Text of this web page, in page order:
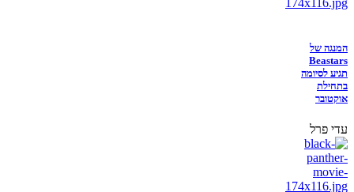
המנגה של
Beastars
תגיע לסיומה
בתחילת
אוקטובר
עדי פרל